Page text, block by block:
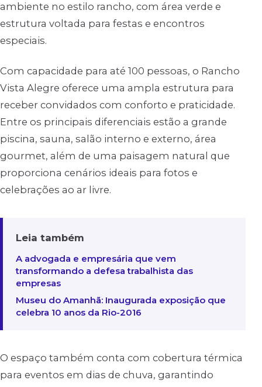
ambiente no estilo rancho, com área verde e
estrutura voltada para festas e encontros
especiais.
Com capacidade para até 100 pessoas, o Rancho
Vista Alegre oferece uma ampla estrutura para
receber convidados com conforto e praticidade.
Entre os principais diferenciais estão a grande
piscina, sauna, salão interno e externo, área
gourmet, além de uma paisagem natural que
proporciona cenários ideais para fotos e
celebrações ao ar livre.
Leia também
A advogada e empresária que vem
transformando a defesa trabalhista das
empresas
Museu do Amanhã: Inaugurada exposição que
celebra 10 anos da Rio-2016
O espaço também conta com cobertura térmica
para eventos em dias de chuva, garantindo